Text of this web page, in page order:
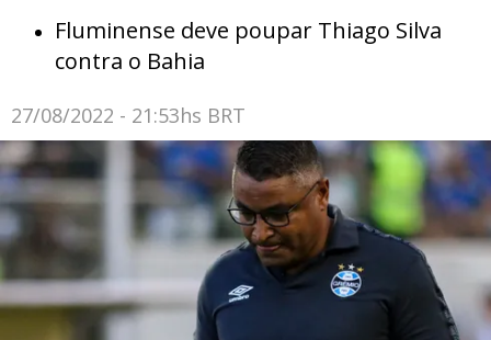
Fluminense deve poupar Thiago Silva
contra o Bahia
27/08/2022 - 21:53hs BRT